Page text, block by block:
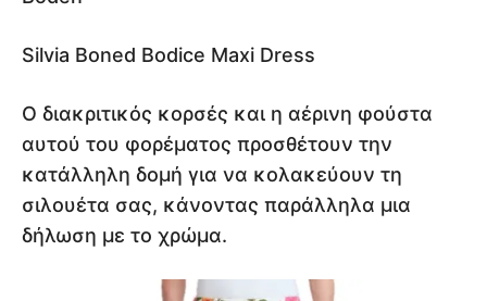
Silvia Boned Bodice Maxi Dress
Ο διακριτικός κορσές και η αέρινη φούστα
αυτού του φορέματος προσθέτουν την
κατάλληλη δομή για να κολακεύουν τη
σιλουέτα σας, κάνοντας παράλληλα μια
δήλωση με το χρώμα.